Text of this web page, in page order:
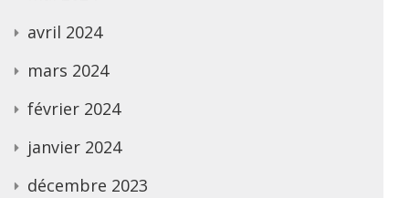
avril 2024
mars 2024
février 2024
janvier 2024
décembre 2023